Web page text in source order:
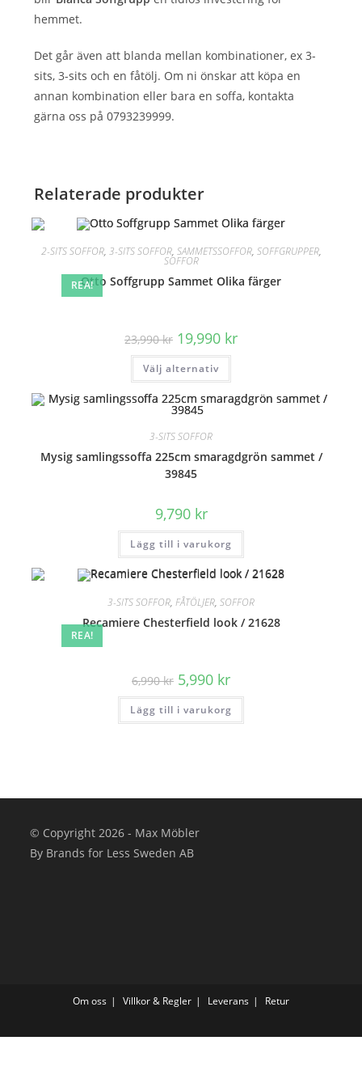
hemmet.
Det går även att blanda mellan kombinationer, ex 3-
sits, 3-sits och en fåtölj. Om ni önskar att köpa en
annan kombination eller bara en soffa, kontakta
gärna oss på 0793239999.
Relaterade produkter
REA!
2-SITS SOFFOR, 3-SITS SOFFOR, SAMMETSSOFFOR, SOFFGRUPPER,
SOFFOR
Otto Soffgrupp Sammet Olika färger
23,990kr Det
ursprungliga
priset
var:
23,990 kr.
19,990 krDet
Välj alternativ
Den
produkten
har
flera
alternativen
kan
3-SITS SOFFOR
Mysig samlingssoffa 225cm smaragdgrön sammet /
39845
9,790 kr
Lägg till i varukorg
REA!
3-SITS SOFFOR, FÅTÖLJER, SOFFOR
Recamiere Chesterfield look / 21628
6,990kr Det
ursprungliga
priset
var:
6,990 kr.
5,990 krDet
priset
är:
5,990 kr.
Lägg till i varukorg
© Copyright 2026 - Max Möbler
By Brands for Less Sweden AB
Om oss Villkor & Regler Leverans Retur